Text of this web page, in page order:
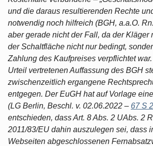
und die daraus resultierenden Rechte
notwendig noch hilfreich (BGH, a.a.O.
aber gerade nicht der Fall, da der Kläger
der Schaltfläche nicht nur bedingt,
Zahlung des Kaufpreises verpflichtet
Urteil vertretenen Auffassung des BGH
zwischenzeitlich ergangene
entgegen. Der EuGH hat auf Vorlage
(LG Berlin, Beschl. v. 02.06.2022 – 67 S
entschieden, dass Art. 8 Abs. 2 UAbs. 2
2011/83/EU dahin auszulegen sei, dass
Webseiten abgeschlossenen